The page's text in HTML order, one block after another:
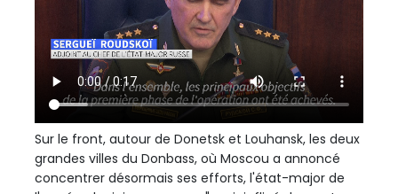
Sur le front, autour de Donetsk et Louhansk, les deux
grandes villes du Donbass, où Moscou a annoncé
concentrer désormais ses efforts, l'état-major de